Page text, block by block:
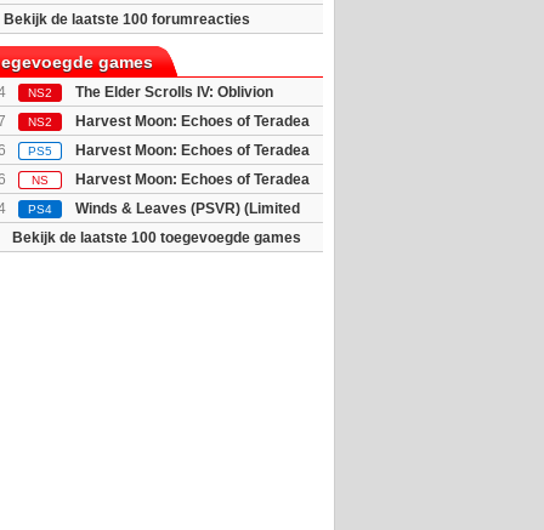
Bekijk de laatste 100 forumreacties
games
NS2
The Elder Scrolls IV: Oblivion
- Deluxe E...
NS2
Harvest Moon: Echoes of Teradea
PS5
Harvest Moon: Echoes of Teradea
NS
Harvest Moon: Echoes of Teradea
PS4
Winds & Leaves (PSVR) (Limited
Bekijk de laatste 100 toegevoegde games